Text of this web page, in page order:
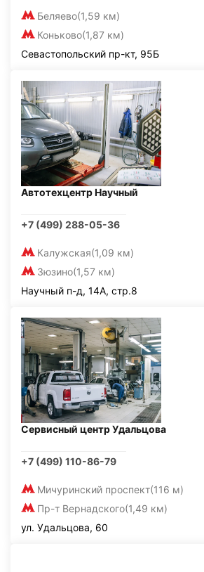
Беляево(1,59 км)
Коньково(1,87 км)
Севастопольский пр-кт, 95Б
Автотехцентр Научный
+7 (499) 288-05-36
Калужская(1,09 км)
Зюзино(1,57 км)
Научный п-д, 14А, стр.8
Сервисный центр Удальцова
+7 (499) 110-86-79
Мичуринский проспект(116 м)
Пр-т Вернадского(1,49 км)
ул. Удальцова, 60